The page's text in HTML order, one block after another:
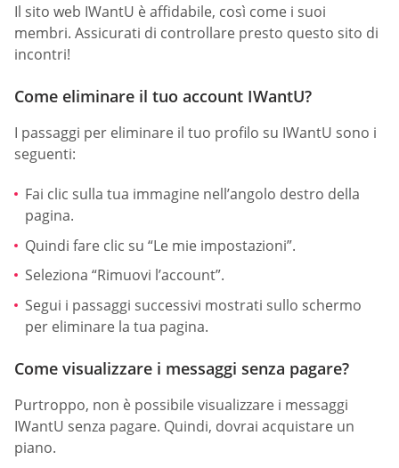
Il sito web IWantU è affidabile, così come i suoi
membri. Assicurati di controllare presto questo sito di
incontri!
Come eliminare il tuo account IWantU?
I passaggi per eliminare il tuo profilo su IWantU sono i
seguenti:
Fai clic sulla tua immagine nell’angolo destro della
pagina.
Quindi fare clic su “Le mie impostazioni”.
Seleziona “Rimuovi l’account”.
Segui i passaggi successivi mostrati sullo schermo
per eliminare la tua pagina.
Come visualizzare i messaggi senza pagare?
Purtroppo, non è possibile visualizzare i messaggi
IWantU senza pagare. Quindi, dovrai acquistare un
piano.